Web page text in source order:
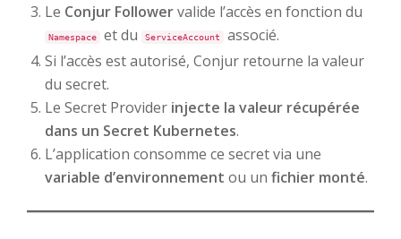
Le Conjur Followervalide l’accès en fonction du
Namespace et du ServiceAccount
associé.
Si l’accès est autorisé, Conjur retourne la valeur
du secret.
Le Secret Provider injecte la valeur récupérée
dans un Secret Kubernetes.
L’application consomme ce secret via une
variable d’environnement ou un fichier monté.